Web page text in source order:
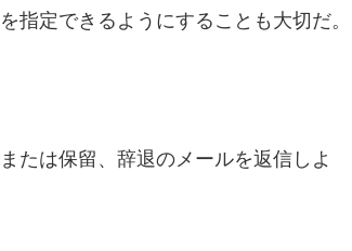
指定できるようにすることも大切だ。
たは保留、辞退のメールを返信しよ